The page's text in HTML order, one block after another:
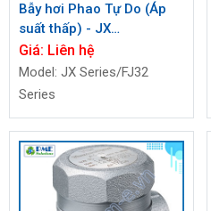
Bẫy hơi Phao Tự Do (Áp
suất thấp) - JX
Series/FJ32 Series
Giá: Liên hệ
Model: JX Series/FJ32
Series